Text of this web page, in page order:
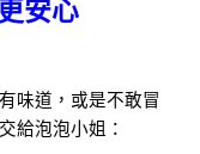
安心
味道，或是不敢冒
給泡泡小姐：